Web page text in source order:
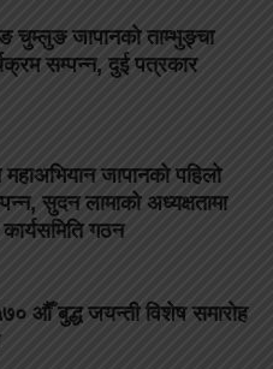
चुम्लुङ जापानको ताम्भुङ्चा
सम्पन्न, दुई पत्रकार
जापानको पहिलो
सुदन लामाको अध्यक्षतामा
गठन
औँ बुद्ध जयन्ती विशेष समारोह